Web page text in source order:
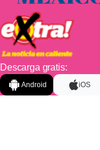
Descarga gratis:
Android iOS